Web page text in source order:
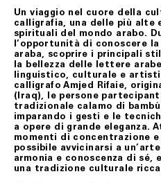
riscontro, il/i prodotto/i, in
integrità – custoditi ed
l’uso della normale diligenza
compresi dell’imballo
apposti, nonché di
Le spese di restituzione
Il Cliente, potrà rifiutare il
della consegna secondo
art. 6.
In ogni ipotesi di cui sopra,
le condizioni del/i prodotto/i
Merz provvederà al rimborso
storno dell’importo
indicata dal Cliente, nel
Un viaggio nel cuore della
calligrafia, una delle più alte
spirituali del mondo arabo.
l’opportunità di conoscere
araba, scoprire i principali
la bellezza delle lettere
linguistico, culturale e
calligrafo Amjed Rifaie,
(Iraq), le persone
tradizionale calamo di
imparando i gesti e le
a opere di grande eleganza.
momenti di concentrazione
possibile avvicinarsi a
armonia e conoscenza di
una tradizione culturale